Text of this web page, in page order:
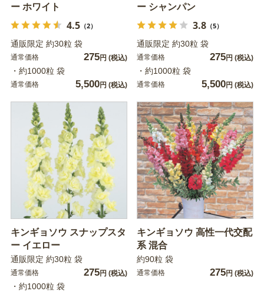
ー ホワイト
4.5（2）
通販限定 約30粒 袋
通常価格 275円 (税込)
・約1000粒 袋
通常価格 5,500円 (税込)
ー シャンパン
3.8（5）
通販限定 約30粒 袋
通常価格 275円 (税込)
・約1000粒 袋
通常価格 5,500円 (税込)
キンギョソウ スナップスタ
ー イエロー
通販限定 約30粒 袋
通常価格 275円 (税込)
・約1000粒 袋
キンギョソウ 高性一代交配
系 混合
約90粒 袋
通常価格 275円 (税込)